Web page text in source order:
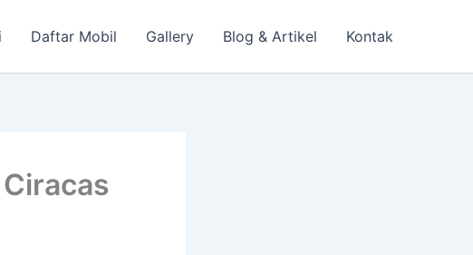
Daftar Mobil Gallery Blog & Artikel Kontak